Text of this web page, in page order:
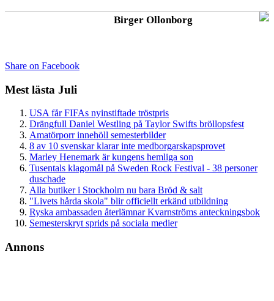
Birger Ollonborg
Share on Facebook
Mest lästa Juli
USA får FIFAs nyinstiftade tröstpris
Drängfull Daniel Westling på Taylor Swifts bröllopsfest
Amatörporr innehöll semesterbilder
8 av 10 svenskar klarar inte medborgarskapsprovet
Marley Henemark är kungens hemliga son
Tusentals klagomål på Sweden Rock Festival - 38 personer
duschade
Alla butiker i Stockholm nu bara Bröd & salt
"Livets hårda skola" blir officiellt erkänd utbildning
Ryska ambassaden återlämnar Kvarnströms anteckningsbok
Semesterskryt sprids på sociala medier
Annons